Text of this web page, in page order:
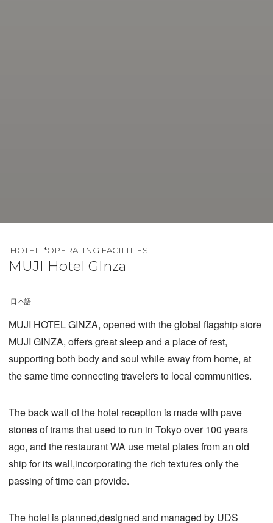
HOTEL *OPERATING FACILITIES
MUJI Hotel GInza
日本語
MUJI HOTEL GINZA, opened with the global flagship store
MUJI GINZA, offers great sleep and a place of rest,
supporting both body and soul while away from home, at
the same time connecting travelers to local communities.
The back wall of the hotel reception is made with pave
stones of trams that used to run in Tokyo over 100 years
ago, and the restaurant WA use metal plates from an old
ship for its wall,incorporating the rich textures only the
passing of time can provide.
The hotel is planned,designed and managed by UDS